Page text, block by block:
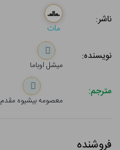
ناشر:
مات
نویسنده:
میشل اوباما
مترجم:
معصومه بیشیوه مقدم
فروشنده